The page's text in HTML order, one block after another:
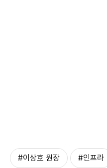
#이상호 원장 #인프라